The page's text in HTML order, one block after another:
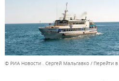
© РИА Новости . Сергей Мальгавко Перейти